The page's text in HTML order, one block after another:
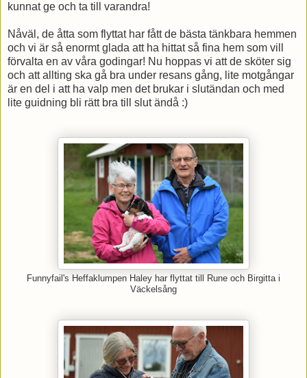
kunnat ge och ta till varandra!
Nåväl, de åtta som flyttat har fått de bästa tänkbara hemmen
och vi är så enormt glada att ha hittat så fina hem som vill
förvalta en av våra godingar! Nu hoppas vi att de sköter sig
och att allting ska gå bra under resans gång, lite motgångar
är en del i att ha valp men det brukar i slutändan och med
lite guidning bli rätt bra till slut ändå :)
Funnyfail's Heffaklumpen Haley har flyttat till Rune och Birgitta i
Väckelsång